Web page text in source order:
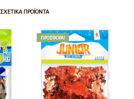
ΣΧΕΤΙΚΆ ΠΡΟΪΌΝΤΑ
ΠΡΟΣΦΟΡΆ!